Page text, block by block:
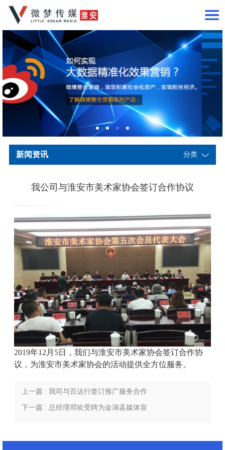
新闻资讯 分类
我公司与淮安市美术家协会签订合作协议
2019年12月5日，我们与淮安市美术家协会签订合作协
议，为淮安市美术家协会的活动提供全方位服务。
上一篇 : 我司与百达行签订推广服务合作
协议
下一篇 : 总经理邓欢受聘为金湖县媒体宣